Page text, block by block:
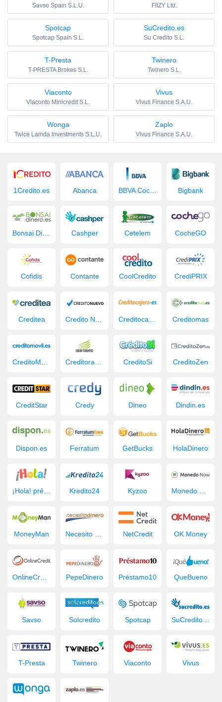
Savso Spain S.L.U. FIIZY Ltd.
Spotcap
Spotcap Spain S.L.
SuCredito.es
Su Credito S.L.
T-Presta
T-PRESTA Brokes S.L.
Twinero
Twinero S.L.
Viaconto
Viaconto Minicredit S.L.
Vivus
Vivus Finance S.A.U.
Wonga
Twice Lamda Investments S.L.U.
Zaplo
Vivus Finance S.A.U.
1Credito.es Abanca Bigbank
Bonsai Dinero Cashper Cetelem CocheGO
Cofidis Contante CoolCredito CrediPRIX
Creditea Creditomas
CreditoMovil.es Creditorapid CreditoSi CreditoZen
CreditStar Credy Dineo Dindin.es
Dispon.es Ferratum GetBucks HolaDinero
¡Hola! préstamo Kredito24 Kyzoo Monedo Now
MoneyMan NetCredit OK Money
PepeDinero Préstamo10 QueBueno
Savso Solcredito Spotcap SuCredito.es
T-Presta Twinero Viaconto Vivus